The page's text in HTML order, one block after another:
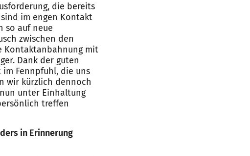
die bereits
im engen Kontakt
so auf neue
zwischen den
Kontaktanbahnung mit
Dank der guten
Fennpfuhl, die uns
wir kürzlich dennoch
unter Einhaltung
treffen
in Erinnerung